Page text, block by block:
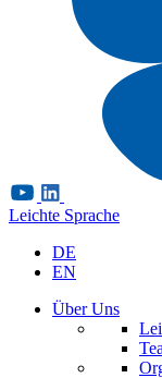
Leichte Sprache
DE
EN
Über Uns